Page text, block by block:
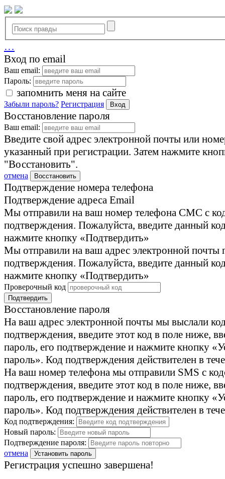
…
Вход по email
Ваш email:
Пароль:
запомнить меня на сайте
Забыли пароль? Регистрация Вход
Восстановление пароля
Ваш email:
Введите свой адрес электронной почты или
указанный при регистрации. Затем нажмите
"Восстановить".
отмена Восстановить
Подтверждение номера телефона
Подтверждение адреса Email
Мы отправили на ваш номер телефона СМС с
подтверждения. Пожалуйста, введите данный
нажмите кнопку «Подтвердить»
Мы отправили на ваш адрес электронной почты
подтверждения. Пожалуйста, введите данный
нажмите кнопку «Подтвердить»
Проверочный код
Подтвердить
Восстановление пароля
На ваш адрес электронной почты мы выслали
подтверждения, введите этот код в поле ниже,
пароль, его подтверждение и нажмите кнопку
пароль». Код подтверждения действителен в
На ваш номер телефона мы отправили SMS с
подтверждения, введите этот код в поле ниже,
пароль, его подтверждение и нажмите кнопку
пароль». Код подтверждения действителен в
Код подтверждения:
Новый пароль:
Подтверждение пароля:
отмена
Установить пароль
Регистрация успешно завершена!